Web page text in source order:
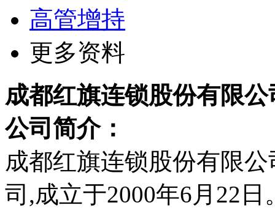
高管增持
更多资料
成都红旗连锁股份有限公
公司简介：
成都红旗连锁股份有限
司,成立于2000年6月22日